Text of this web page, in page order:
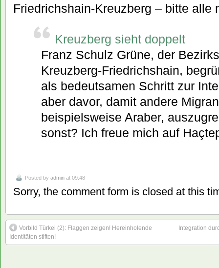
Friedrichshain-Kreuzberg – bitte alle
Kreuzberg sieht doppelt
Franz Schulz Grüne, der
Kreuzberg-Friedrichshain,
als bedeutsamen Schritt zur
aber davor, damit andere
beispielsweise Araber,
sonst? Ich freue mich auf
Posted by admin at 09:48
Sorry, the comment form is closed at this
Vorbild Türkei (2): Flaggen zeigen! Hereinholende
Identitäten stiften!
Integration